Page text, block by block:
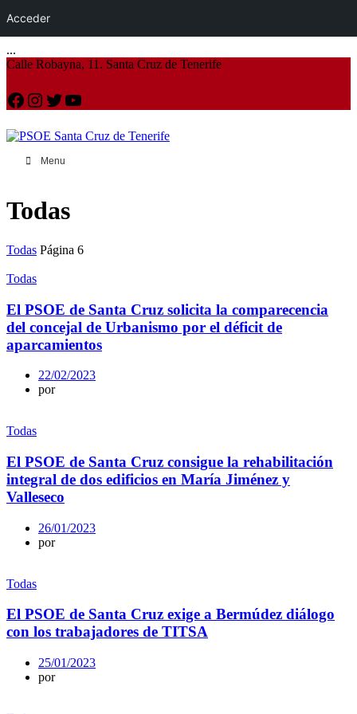
...
Acceder
Calle Robayna, 11. Santa Cruz de Tenerife
Facebook
Instagram
Twitter
YouTube
Menu
Todas
Todas Página 6
Todas
El PSOE de Santa Cruz solicita la comparecencia
del concejal de Urbanismo por el déficit de
aparcamientos
22/02/2023
por
Todas
El PSOE de Santa Cruz consigue la rehabilitación
integral de dos edificios en María Jiménez y
Valleseco
26/01/2023
por
Todas
El PSOE de Santa Cruz exige a Bermúdez diálogo
con los trabajadores de TITSA
25/01/2023
por